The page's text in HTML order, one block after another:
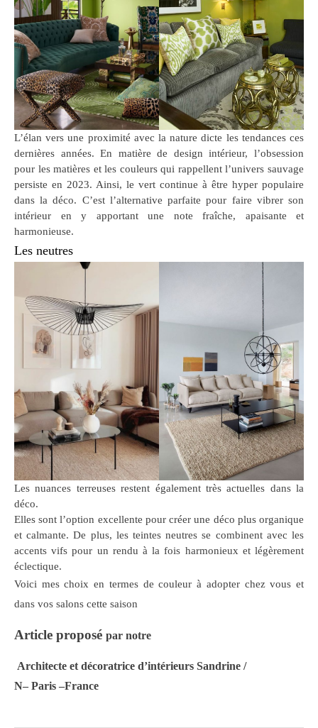
L’élan vers une proximité avec la nature dicte les tendances ces
dernières années. En matière de design intérieur, l’obsession
pour les matières et les couleurs qui rappellent l’univers sauvage
persiste en 2023. Ainsi, le vert continue à être hyper populaire
dans la déco. C’est l’alternative parfaite pour faire vibrer son
intérieur en y apportant une note fraîche, apaisante et
harmonieuse.
Les neutres
Les nuances terreuses restent également très actuelles dans la
déco.
Elles sont l’option excellente pour créer une déco plus organique
et calmante. De plus, les teintes neutres se combinent avec les
accents vifs pour un rendu à la fois harmonieux et légèrement
éclectique.
Voici mes choix en termes de couleur à adopter chez vous et
dans vos salons cette saison
Article proposé par notre
Architecte et décoratrice d’intérieurs Sandrine /
N– Paris –France